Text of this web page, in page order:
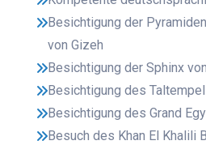
Besichtigung der
von Gizeh
Besichtigung der Sphinx
Besichtigung des
Besichtigung des Grand
Besuch des Khan El Khalili